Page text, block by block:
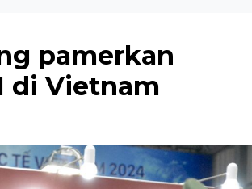
pamerkan
di Vietnam